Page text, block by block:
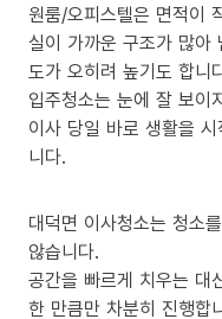
원룸/오피스텔은 면적이
실이 가까운 구조가 많아
도가 오히려 높기도 합니
입주청소는 눈에 잘 보이
이사 당일 바로 생활을
니다.
대덕면 이사청소는 청소
않습니다.
공간을 빠르게 치우는 대
한 만큼만 차분히 진행합